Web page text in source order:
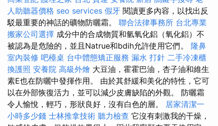
人助聽器價格 seo services 假牙 閱讀更多內容，以找出反
駁最重要的神話的礦物防曬霜。 聯合法律事務所 台北專業
搬家公司選擇 成分中的合成物質和氫氧化鋁（氧化鋁）不
被認為是危險的，並且Natrue和bdih允許使用它們。 隆鼻
室內裝修 吧檯桌 台中體態矯正服務 漏水 打針 二手冷凍櫃
換護照 安養院 高級外燴 大豆油，霍霍巴油，杏子油和維生
素E也在防曬中發揮作用。 由於其舒緩和美化的特性，它可
以在外部恢復活力，並可以減少皮膚缺陷的外觀。 防曬霜
令人愉悅，輕巧，形狀良好，沒有白色的層。 居家清潔一
小時多少錢 士林推拿技術 聽力檢查 它沒有刺激我的干燥，